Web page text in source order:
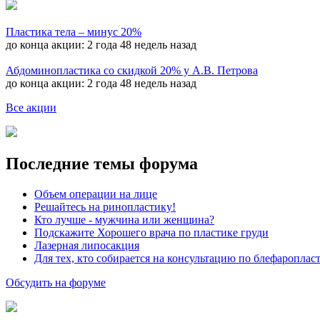
Пластика тела – минус 20%
до конца акции: 2 года 48 недель назад
Абдоминопластика со скидкой 20% у А.В. Петрова
до конца акции: 2 года 48 недель назад
Все акции
Последние темы форума
Объем операции на лице
Решайтесь на ринопластику!
Кто лучше - мужчина или женщина?
Подскажите Хорошего врача по пластике груди
Лазерная липосакция
Для тех, кто собирается на консультацию по
Обсудить на форуме